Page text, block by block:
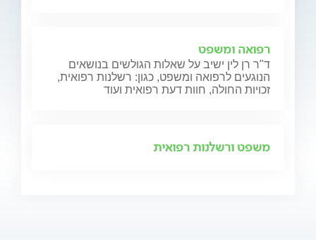
רפואה ומשפט
ד"ר רן לין ישיב על שאלות הגולשים בנושאים
הנוגעים לרפואה ומשפט, כגון: רשלנות רפואית,
זכויות החולה, חוות דעת רפואית ועוד
משפט ורשלנות רפואית